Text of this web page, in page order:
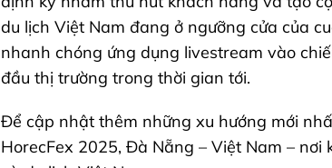
du lịch Việt Nam đang ở ngưỡng cửa của
nhanh chóng ứng dụng livestream vào
đầu thị trường trong thời gian tới.
Để cập nhật thêm những xu hướng mới
HorecFex 2025, Đà Nẵng – Việt Nam –